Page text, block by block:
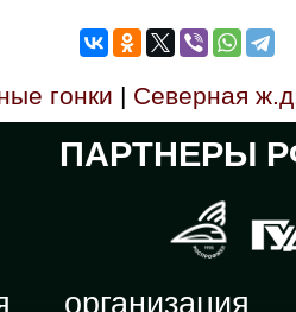
гонки | Северная
ПАРТНЕРЫ
организация